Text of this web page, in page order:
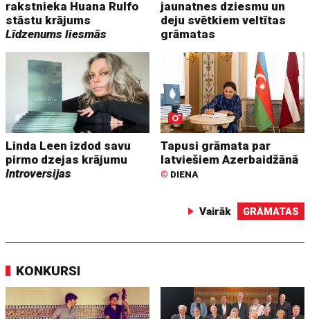
rakstnieka Huana Rulfo
stāstu krājums
Līdzenums liesmās
jaunatnes dziesmu un
deju svētkiem veltītas
grāmatas
Linda Leen izdod savu
pirmo dzejas krājumu
Introversijas
Tapusi grāmata par
latviešiem Azerbaidžānā
© DIENA
Vairāk GRĀMATAS
KONKURSI